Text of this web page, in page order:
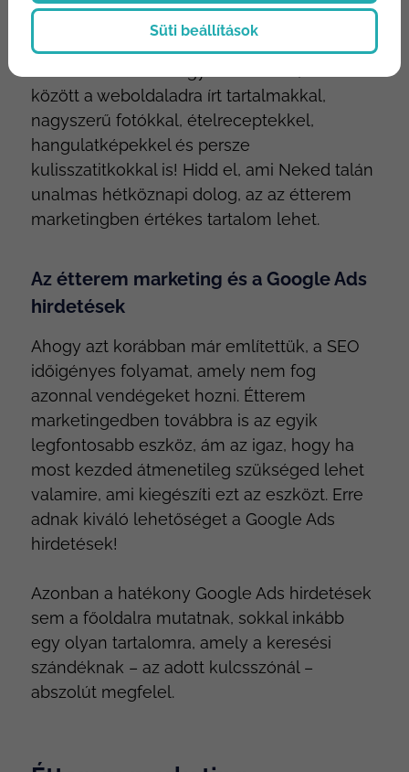
feladatot pedig innentől nem más, mint
megszólítani őket, felkelteni az
között a weboldaladra írt tartalmakkal,
nagyszerű fotókkal, ételreceptekkel,
hangulatképekkel és persze
kulisszatitkokkal is! Hidd el, ami Neked talán
unalmas hétköznapi dolog, az az étterem
marketingben értékes tartalom lehet.
Az étterem marketing és a Google Ads
hirdetések
Ahogy azt korábban már említettük, a SEO
időigényes folyamat, amely nem fog
azonnal vendégeket hozni. Étterem
marketingedben továbbra is az egyik
legfontosabb eszköz, ám az igaz, hogy ha
most kezded átmenetileg szükséged lehet
valamire, ami kiegészíti ezt az eszközt. Erre
adnak kiváló lehetőséget a Google Ads
hirdetések!
Azonban a hatékony Google Ads hirdetések
sem a főoldalra mutatnak, sokkal inkább
egy olyan tartalomra, amely a keresési
szándéknak – az adott kulcsszónál –
abszolút megfelel.
Süti beállítások